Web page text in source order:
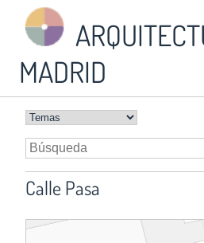
MADRID
Calle Pasa